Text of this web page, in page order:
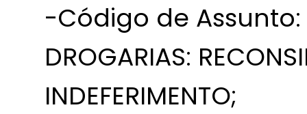
-Código de Assunto:
DROGARIAS:
INDEFERIMENTO;